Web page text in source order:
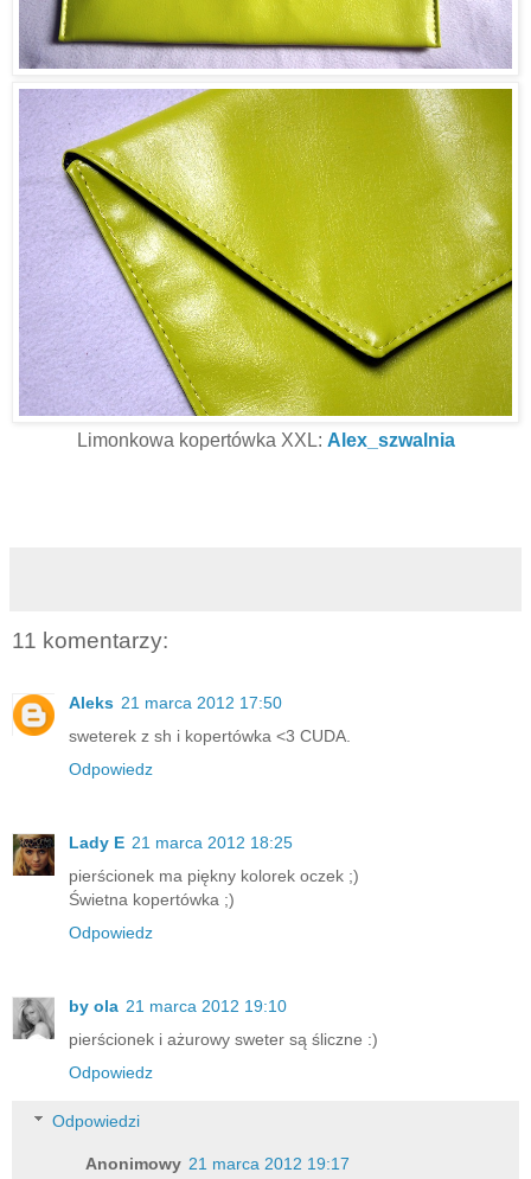
Limonkowa kopertówka XXL: Alex_szwalnia
11 komentarzy:
Aleks 21 marca 2012 17:50
sweterek z sh i kopertówka <3 CUDA.
Odpowiedz
Lady E 21 marca 2012 18:25
pierścionek ma piękny kolorek oczek ;)
Świetna kopertówka ;)
Odpowiedz
by ola 21 marca 2012 19:10
pierścionek i ażurowy sweter są śliczne :)
Odpowiedz
Odpowiedzi
Anonimowy 21 marca 2012 19:17